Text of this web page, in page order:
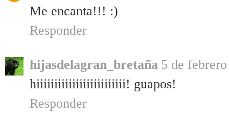
Me encanta!!! :)
Responder
hijasdelagran_bretaña 5 de
hiiiiiiiiiiiiiiiiiiiiiiiii! guapos!
Responder